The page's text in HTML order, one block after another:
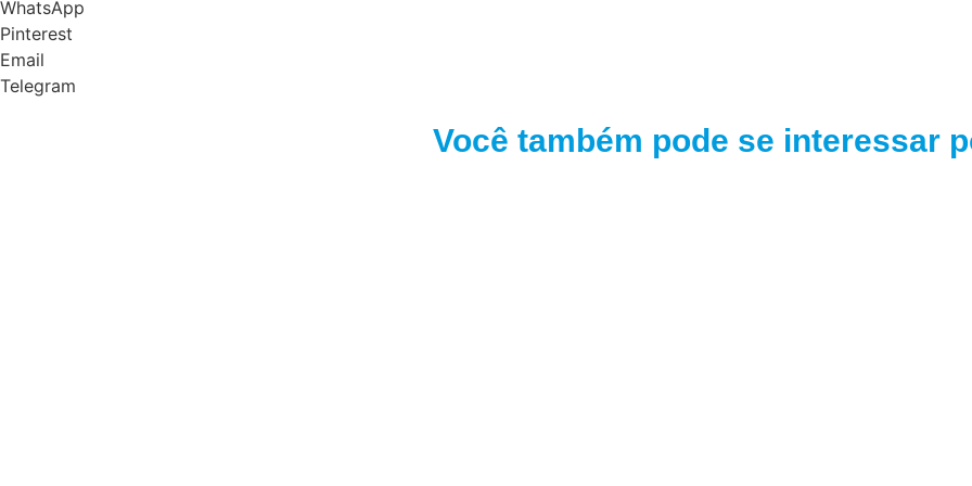
WhatsApp
Pinterest
Email
Telegram
Você também pode se interessar